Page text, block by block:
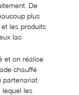
De
plus
les produits
lac.
et on réalise
chauffé
partenariat
lequel les